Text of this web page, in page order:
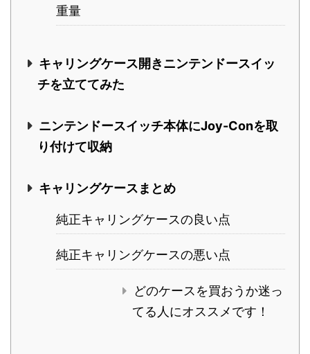
重量
キャリングケース開きニンテンドースイッ
チを立ててみた
ニンテンドースイッチ本体にJoy-Conを取
り付けて収納
キャリングケースまとめ
純正キャリングケースの良い点
純正キャリングケースの悪い点
どのケースを買おうか迷っ
てる人にオススメです！